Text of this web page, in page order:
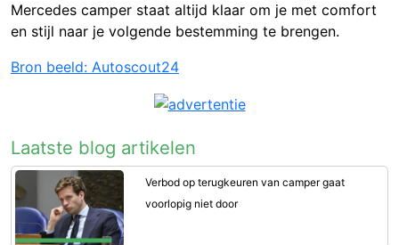
Mercedes camper staat altijd klaar om je met comfort
en stijl naar je volgende bestemming te brengen.
Bron beeld: Autoscout24
Laatste blog artikelen
Verbod op terugkeuren van camper gaat
voorlopig niet door